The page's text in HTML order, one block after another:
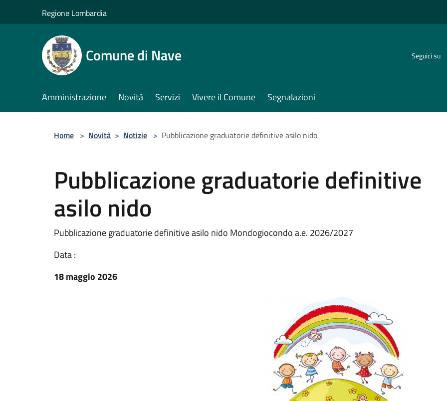
Regione Lombardia
Comune di Nave Seguici su
Amministrazione Novità Servizi Vivere il Comune Segnalazioni
Home > Novità > Notizie > Pubblicazione graduatorie definitive asilo nido
Pubblicazione graduatorie definitive
asilo nido
Pubblicazione graduatorie definitive asilo nido Mondogiocondo a.e. 2026/2027
Data :
18 maggio 2026